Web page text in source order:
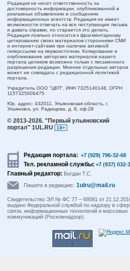
Редакция не несет ответственность за
достоверность информации, опубликованной в
рекламных объявлениях и сообщениях
информационных агентств. Редакция не имеет
возможности отвечать на все поступающие письма
и давать справки, но старается это делать.
Редакция лояльно относится к фрагментарному
цитированию своих материалов сторонними СМИ
и интернет-сайтами при наличии активной
гиперссылки на первоисточник. Копирование и
опубликование авторских материалов нашего
портала целиком возможно только с письменного
разрешения редакции. Мнение отдельных авторов
может не совпадать с редакционной политикой
портала.
Учредитель ООО "ЦКП". ИНН 7325140148, ОГРН
1157325006475
Юр. адрес: 432011, Ульяновская область, г.
Ульяновск, ул. Радищева, д. 8, оф.28
© 2013-2026. "Первый ульяновский
портал" 1UL.RU
18+
Редакция портала: +7 (929) 796-32-68
Тел. рекламной службы: +7 (937) 032-
Главный редактор: Богдан Т.С.
Пишите в редакцию: 1ulru@mail.ru
Свидетельство ЭЛ № ФС 77 – 68081 от
выдано Федеральной службой по надзору в
связи, информационных технологий и массовых
коммуникаций (Роскомнадзор).